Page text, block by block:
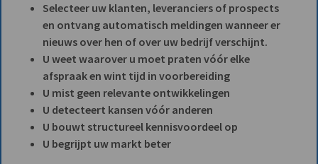
Selecteer uw klanten, leveranciers of prospects
en ontvang automatisch meldingen wanneer er
nieuws over hen of over uw bedrijf verschijnt.
U weet waarover u moet praten vóór elke
afspraak en wint tijd in voorbereiding
U mist geen relevante ontwikkelingen
U detecteert kansen vóór anderen
U bouwt structureel kennisvoordeel op
U begrijpt uw markt beter